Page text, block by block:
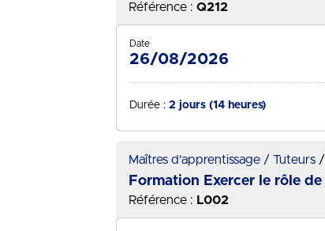
Référence : Q212
Date
26/08/2026
Durée : 2 jours (14 heures)
Maîtres d’apprentissage / Tuteurs
Formation Exercer le rôle
Référence : L002